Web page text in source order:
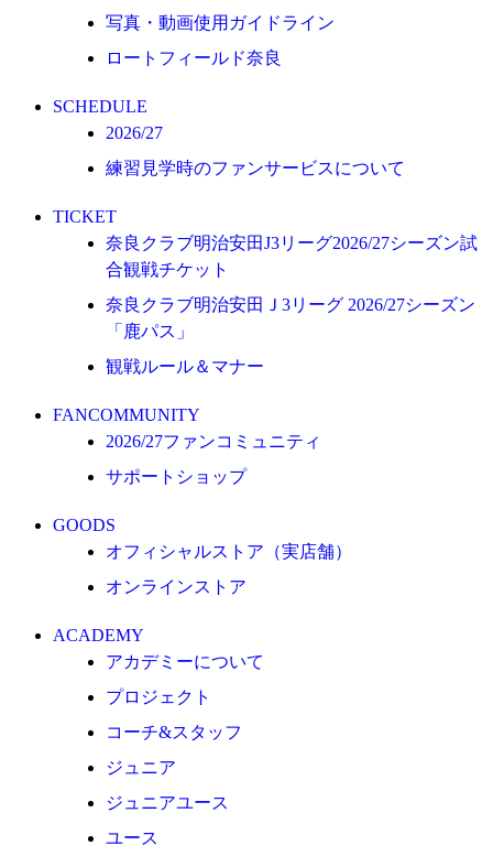
サポートショップ
GOODS
ACADEMY
プロジェクト
コーチ&スタッフ
ジュニア
ジュニアユース
ユース
練習拠点（ナラディーア）
2026/27 パートナー企業
パートナー募集
クラブ理念
サステナビリティ
Web制作支援
応援プロジェクト
写真・動画使用ガイドライン
ロートフィールド奈良
SCHEDULE
2026/27
練習見学時のファンサービスについて
TICKET
奈良クラブ明治安田J3リーグ2026/27シーズン試
合観戦チケット
奈良クラブ明治安田Ｊ3リーグ 2026/27シーズン
「鹿パス」
観戦ルール＆マナー
FANCOMMUNITY
2026/27ファンコミュニティ
サポートショップ
GOODS
オフィシャルストア（実店舗）
オンラインストア
ACADEMY
アカデミーについて
プロジェクト
コーチ&スタッフ
ジュニア
ジュニアユース
ユース